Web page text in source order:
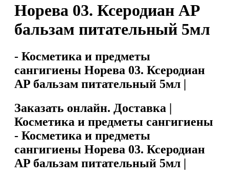
Норева 03. Ксеродиан AP
бальзам питательный 5мл
- Косметика и предметы
сангигиены Норева 03. Ксеродиан
AP бальзам питательный 5мл |
Заказать онлайн. Доставка |
Косметика и предметы сангигиены
- Косметика и предметы
сангигиены Норева 03. Ксеродиан
AP бальзам питательный 5мл |